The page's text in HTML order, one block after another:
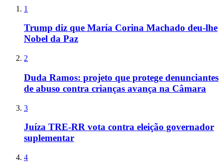
1
Trump diz que María Corina Machado deu-lhe
Nobel da Paz
2
Duda Ramos: projeto que protege denunciantes
de abuso contra crianças avança na Câmara
3
Juíza TRE-RR vota contra eleição governador
suplementar
4